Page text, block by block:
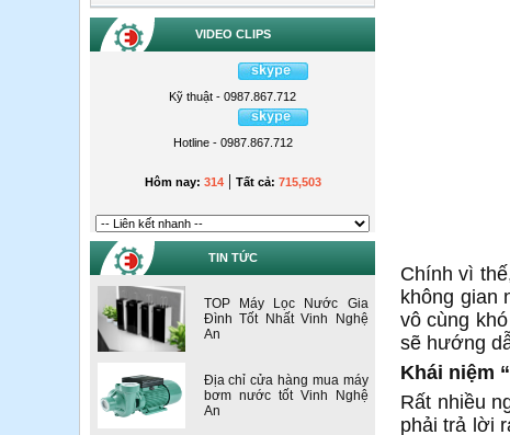
VIDEO CLIPS
Kỹ thuật - 0987.867.712
Hotline - 0987.867.712
Hôm nay: 314| Tất cả: 715,503
TIN TỨC
TOP Máy Lọc Nước Gia
Đình Tốt Nhất Vinh Nghệ
An
Địa chỉ cửa hàng mua máy
bơm nước tốt Vinh Nghệ
An
Chính vì
không gian
vô cùng
sẽ hướng
Khái niệm
Rất nhiều
phải trả lời